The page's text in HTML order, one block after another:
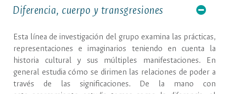
Diferencia, cuerpo y transgresiones
Esta línea de investigación del grupo examina las prácticas,
representaciones e imaginarios teniendo en cuenta la
historia cultural y sus múltiples manifestaciones. En
general estudia cómo se dirimen las relaciones de poder a
través de las significaciones. De la mano con